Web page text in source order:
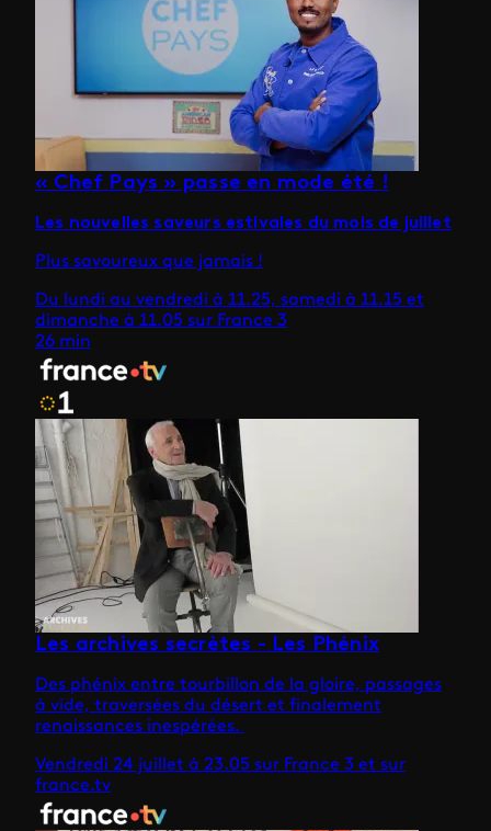
« Chef Pays » passe en mode été !
Les nouvelles saveurs estivales du mois de juillet
Plus savoureux que jamais !
Du lundi au vendredi à 11.25, samedi à 11.15 et
dimanche à 11.05 sur France 3
26 min
Les archives secrètes - Les Phénix
Des phénix entre tourbillon de la gloire, passages
à vide, traversées du désert et finalement
renaissances inespérées.
Vendredi 24 juillet à 23.05 sur France 3 et sur
france.tv